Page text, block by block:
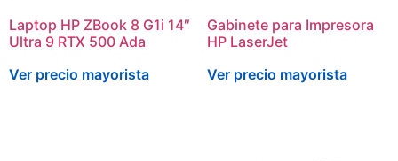
Laptop HP ZBook 8 G1i 14″
Ultra 9 RTX 500 Ada
Ver precio mayorista
Gabinete para Impresora
HP LaserJet
Ver precio mayorista